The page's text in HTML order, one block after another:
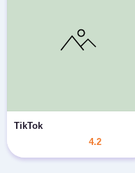
TikTok
4.2